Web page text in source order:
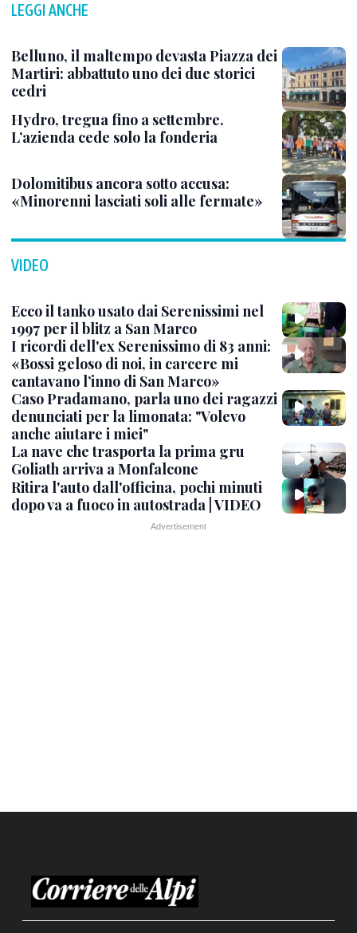
LEGGI ANCHE
Belluno, il maltempo devasta Piazza dei
Martiri: abbattuto uno dei due storici
cedri
Hydro, tregua fino a settembre.
L’azienda cede solo la fonderia
Dolomitibus ancora sotto accusa:
«Minorenni lasciati soli alle fermate»
VIDEO
Ecco il tanko usato dai Serenissimi nel
1997 per il blitz a San Marco
I ricordi dell'ex Serenissimo di 83 anni:
«Bossi geloso di noi, in carcere mi
cantavano l’inno di San Marco»
Caso Pradamano, parla uno dei ragazzi
denunciati per la limonata: "Volevo
anche aiutare i miei"
La nave che trasporta la prima gru
Goliath arriva a Monfalcone
Ritira l'auto dall'officina, pochi minuti
dopo va a fuoco in autostrada | VIDEO